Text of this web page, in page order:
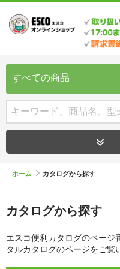
すべての商品
ホーム カタログから探す
カタログから探す
エスコ便利カタログのページ
タルカタログのページをご覧